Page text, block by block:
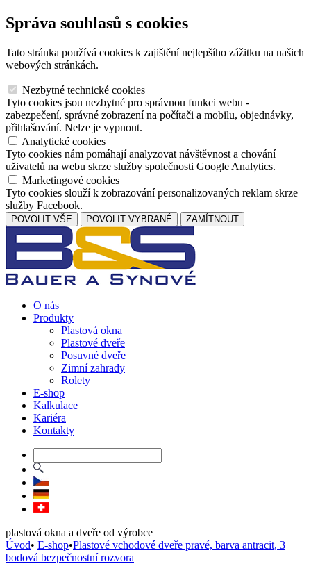
Správa souhlasů s cookies
Tato stránka používá cookies k zajištění nejlepšího zážitku na našich
webových stránkách.
Nezbytné technické cookies
Tyto cookies jsou nezbytné pro správnou funkci webu -
zabezpečení, správné zobrazení na počítači a mobilu, objednávky,
přihlašování. Nelze je vypnout.
Analytické cookies
Tyto cookies nám pomáhají analyzovat návštěvnost a chování
uživatelů na webu skrze služby společnosti Google Analytics.
Marketingové cookies
Tyto cookies slouží k zobrazování personalizovaných reklam skrze
služby Facebook.
POVOLIT VŠE POVOLIT VYBRANÉ ZAMÍTNOUT
O nás
Produkty
Plastová okna
Plastové dveře
Posuvné dveře
Zimní zahrady
Rolety
E-shop
Kalkulace
Kariéra
Kontakty
plastová okna a dveře od výrobce
Úvod• E-shop•Plastové vchodové dveře pravé, barva antracit, 3
bodová bezpečnostní rozvora